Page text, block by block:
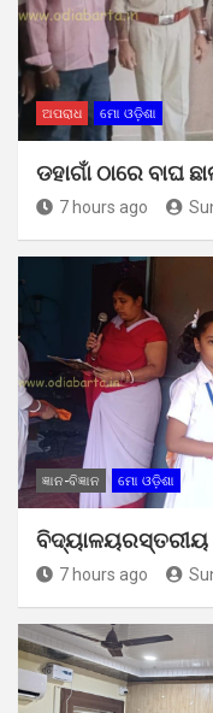
ଅପରାଧ ମୋ ଓଡ଼ିଶା
ଡହାଗାଁ ଠାରେ ବାଘ
7 hours ago
ଜ୍ଞାନ-ବିଜ୍ଞାନ ମୋ ଓଡ଼ିଶା
ବିଦ୍ୟାଳୟରସ୍ତରୀୟ
7 hours ago